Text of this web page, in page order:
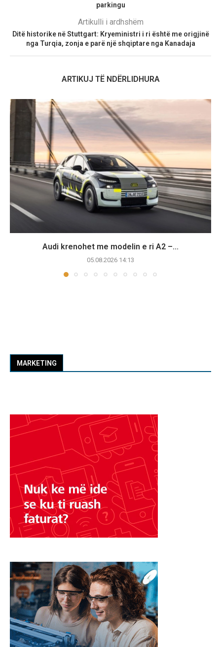
parkingu
Artikulli i ardhshëm
Ditë historike në Stuttgart: Kryeministri i ri është me origjinë
nga Turqia, zonja e parë një shqiptare nga Kanadaja
ARTIKUJ TË NDËRLIDHURA
Audi krenohet me modelin e ri A2 –...
05.08.2026 14:13
MARKETING